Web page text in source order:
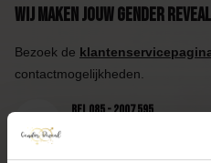
Wij maken jouw Gender
Bezoek de
contactmogelijkheden.
Bel 085 - 2007 595